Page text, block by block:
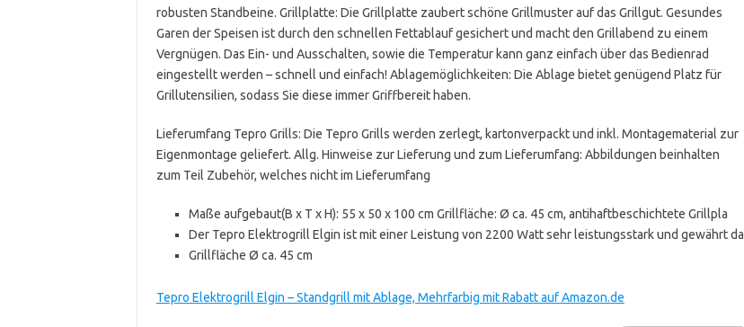
robusten Standbeine. Grillplatte: Die Grillplatte zaubert schöne Grillmuster auf das Grillgut. Gesundes
Garen der Speisen ist durch den schnellen Fettablauf gesichert und macht den Grillabend zu einem
Vergnügen. Das Ein- und Ausschalten, sowie die Temperatur kann ganz einfach über das Bedienrad
eingestellt werden – schnell und einfach! Ablagemöglichkeiten: Die Ablage bietet genügend Platz für
Grillutensilien, sodass Sie diese immer Griffbereit haben.
Lieferumfang Tepro Grills: Die Tepro Grills werden zerlegt, kartonverpackt und inkl. Montagematerial zur
Eigenmontage geliefert. Allg. Hinweise zur Lieferung und zum Lieferumfang: Abbildungen beinhalten
zum Teil Zubehör, welches nicht im Lieferumfang
Maße aufgebaut(B x T x H): 55 x 50 x 100 cm Grillfläche: Ø ca. 45 cm, antihaftbeschichtete Grillpla
Der Tepro Elektrogrill Elgin ist mit einer Leistung von 2200 Watt sehr leistungsstark und gewährt da
Grillfläche Ø ca. 45 cm
Tepro Elektrogrill Elgin – Standgrill mit Ablage, Mehrfarbig mit Rabatt auf Amazon.de